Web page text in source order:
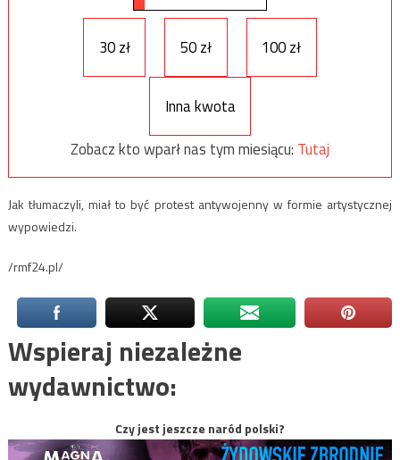
30 zł 50 zł 100 zł
Inna kwota
Zobacz kto wparł nas tym miesiącu: Tutaj
Jak tłumaczyli, miał to być protest antywojenny w formie artystycznej
wypowiedzi.
/rmf24.pl/
Wspieraj niezależne
wydawnictwo:
Czy jest jeszcze naród polski?